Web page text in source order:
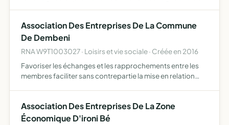
Association Des Entreprises De La Commune
De Dembeni
RNA W9T1003027 · Loisirs et vie sociale · Créée en 2016
Favoriser les échanges et les rapprochements entre les
membres faciliter sans contrepartie la mise en relation
Association Des Entreprises De La Zone
Économique D'ironi Bé